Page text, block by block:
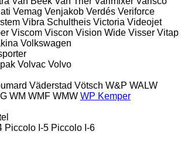
Vemag Venjakob Verdés Veriforce
Vibra Schultheis Victoria Videojet
Viscom Viscon Vision Wide Visser Vitap
Volkswagen
Volvac Volvo
Väderstad Vötsch W&P WALW
WM WMF WMW WP Kemper
Piccolo I-5 Piccolo I-6